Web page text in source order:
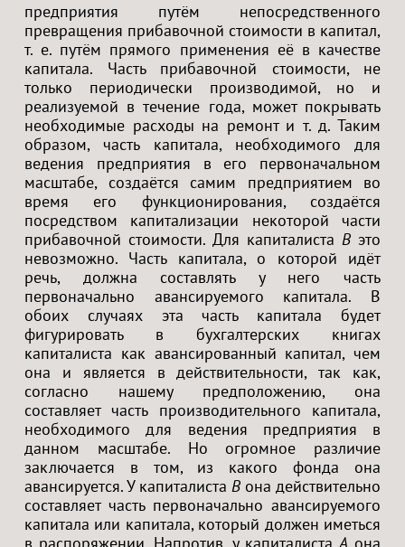
предприятия путём непосредственного
превращения прибавочной стоимости в капитал,
т. е. путём прямого применения её в качестве
капитала. Часть прибавочной стоимости, не
только периодически производимой, но и
реализуемой в течение года, может покрывать
необходимые расходы на ремонт и т. д. Таким
образом, часть капитала, необходимого для
ведения предприятия в его первоначальном
масштабе, создаётся самим предприятием во
время его функционирования, создаётся
посредством капитализации некоторой части
прибавочной стоимости. Для капиталиста B это
невозможно. Часть капитала, о которой идёт
речь, должна составлять у него часть
первоначально авансируемого капитала. В
обоих случаях эта часть капитала будет
фигурировать в бухгалтерских книгах
капиталиста как авансированный капитал, чем
она и является в действительности, так как,
согласно нашему предположению, она
составляет часть производительного капитала,
необходимого для ведения предприятия в
данном масштабе. Но огромное различие
заключается в том, из какого фонда она
авансируется. У капиталиста B она действительно
составляет часть первоначально авансируемого
капитала или капитала, который должен иметься